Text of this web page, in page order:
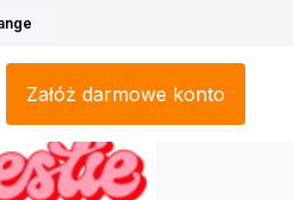
Załóż darmowe konto